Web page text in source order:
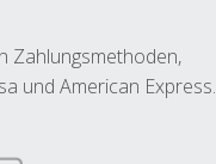
Zahlungsmethoden,
und American Express.